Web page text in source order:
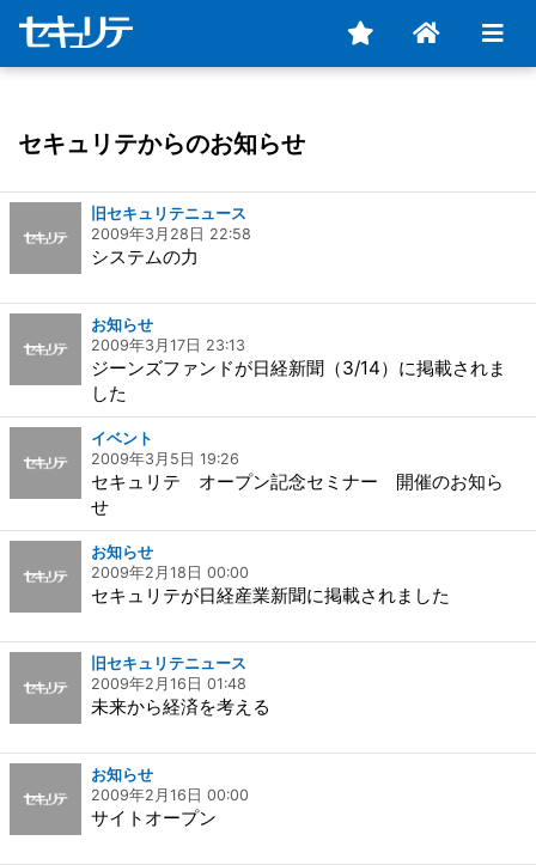
セキュリテからのお知らせ
旧セキュリテニュース
2009年3月28日 22:58
システムの力
お知らせ
2009年3月17日 23:13
ジーンズファンドが日経新聞（3/14）に掲載されま
した
イベント
2009年3月5日 19:26
セキュリテ オープン記念セミナー 開催のお知ら
せ
お知らせ
2009年2月18日 00:00
セキュリテが日経産業新聞に掲載されました
旧セキュリテニュース
2009年2月16日 01:48
未来から経済を考える
お知らせ
2009年2月16日 00:00
サイトオープン